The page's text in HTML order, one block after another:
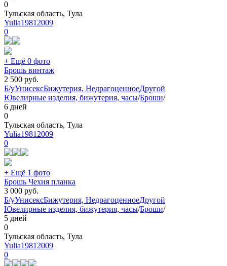
0
Тульская область, Тула
Yulia19812009
0
+ Ещё 0 фото
Брошь винтаж
2 500 руб.
Б/уУнисексБижутерия, НедрагоценноеДругой
Ювелирные изделия, бижутерия, часы/Броши/
6 дней
0
Тульская область, Тула
Yulia19812009
0
+ Ещё 1 фото
Брошь Чехия планка
3 000 руб.
Б/уУнисексБижутерия, НедрагоценноеДругой
Ювелирные изделия, бижутерия, часы/Броши/
5 дней
0
Тульская область, Тула
Yulia19812009
0